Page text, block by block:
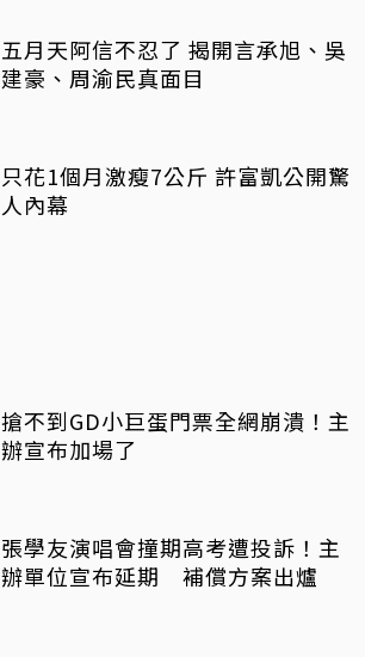
五月天阿信不忍了 揭開言承旭、吳
建豪、周渝民真面目
只花1個月激瘦7公斤 許富凱公開驚
人內幕
搶不到GD小巨蛋門票全網崩潰！主
辦宣布加場了
張學友演唱會撞期高考遭投訴！主
辦單位宣布延期 補償方案出爐